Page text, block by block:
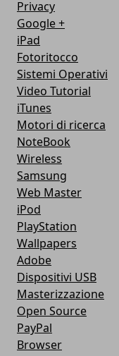
Privacy
Google +
iPad
Fotoritocco
Sistemi Operativi
Video Tutorial
iTunes
Motori di ricerca
NoteBook
Wireless
Samsung
Web Master
iPod
PlayStation
Wallpapers
Adobe
Dispositivi USB
Masterizzazione
Open Source
PayPal
Browser